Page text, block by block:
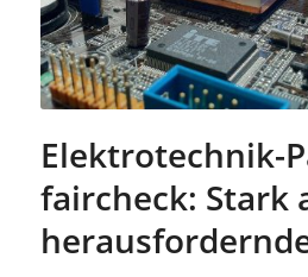
Elektrotechnik-
faircheck: Stark